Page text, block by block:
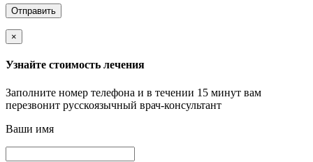
×
Узнайте стоимость лечения
Заполните номер телефона и в течении 15 минут вам
перезвонит русскоязычный врач-консультант
Ваши имя